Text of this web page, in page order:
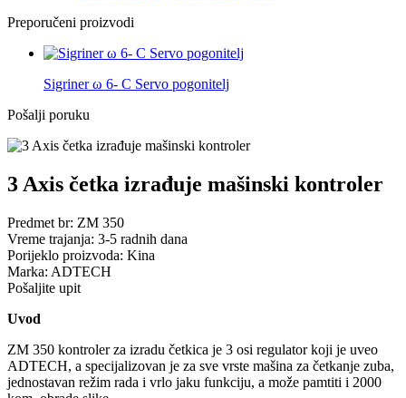
Preporučeni proizvodi
Sigriner ω 6- C Servo pogonitelj
Pošalji poruku
3 Axis četka izrađuje mašinski kontroler
Predmet br: ZM 350
Vreme trajanja: 3-5 radnih dana
Porijeklo proizvoda: Kina
Marka: ADTECH
Pošaljite upit
Uvod
ZM 350 kontroler za izradu četkica je 3 osi regulator koji je uveo
ADTECH, a specijalizovan je za sve vrste mašina za četkanje zuba,
jednostavan režim rada i vrlo jaku funkciju, a može pamtiti i 2000